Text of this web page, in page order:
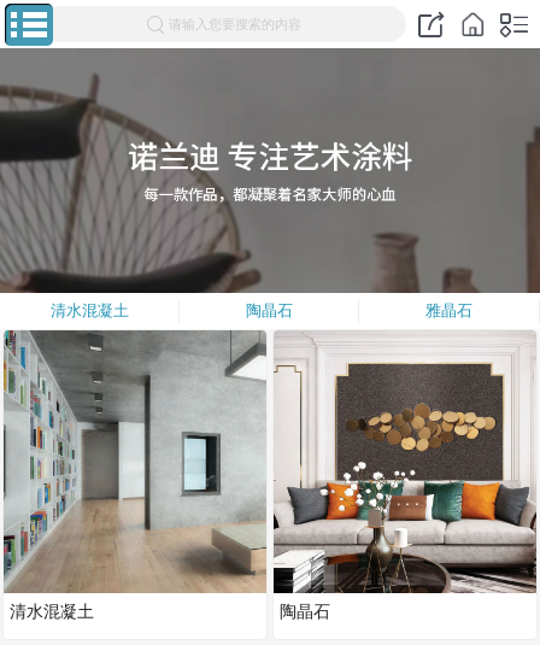
请输入您要搜索的内容
清水混凝土 陶晶石 雅晶石
清水混凝土 陶晶石